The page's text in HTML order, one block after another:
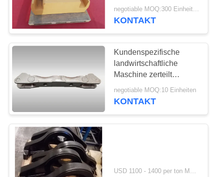
FORDERN
SIE
EIN
SITEMAP
PRIVACY
POLICY
Soem-Service
KONTAKT
Kundenspezifische
landwirtschaftliche
Maschine zerteilt
Material der Rollen-
FCD450 GGG45 mit
negotiable MOQ:10 Einheiten
KONTAKT
USD 1100 - 1400 per ton MOQ:10 Einheiten